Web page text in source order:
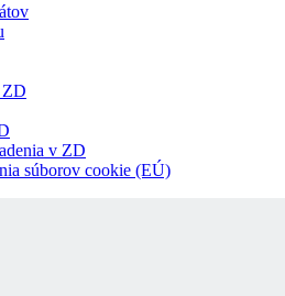
ZD
v ZD
súborov cookie (EÚ)